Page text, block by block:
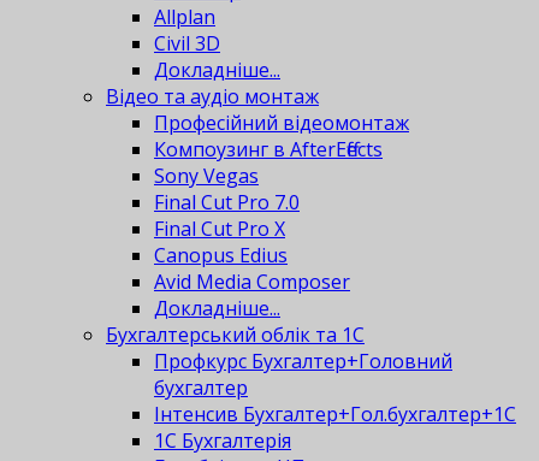
Allplan
Civil 3D
Докладніше...
Відео та аудіо монтаж
Професійний відеомонтаж
Компоузинг в AfterEffects
Sony Vegas
Final Cut Pro 7.0
Final Cut Pro X
Canopus Edius
Avid Media Composer
Докладніше...
Бухгалтерський облік та 1С
Профкурс Бухгалтер+Головний
бухгалтер
Інтенсив Бухгалтер+Гол.бухгалтер+1С
1С Бухгалтерія